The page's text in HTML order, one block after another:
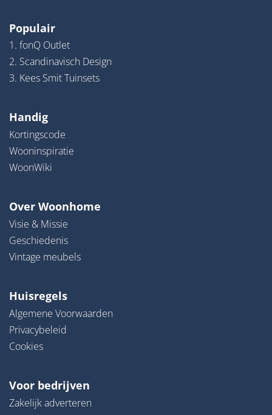
Populair
1. fonQ Outlet
2. Scandinavisch Design
3. Kees Smit Tuinsets
Handig
Kortingscode
Wooninspiratie
WoonWiki
Over Woonhome
Visie & Missie
Geschiedenis
Vintage meubels
Huisregels
Algemene Voorwaarden
Privacybeleid
Cookies
Voor bedrijven
Zakelijk adverteren